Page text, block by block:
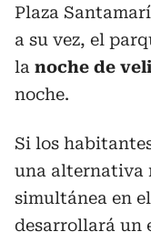
Plaza
a su vez, el
la noche de
noche.
Si los
una alternativa
simultánea en
desarrollará un